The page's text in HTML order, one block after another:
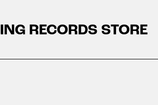
RECORDS STORE